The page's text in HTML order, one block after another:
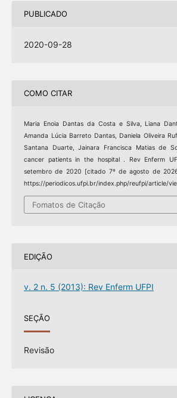
PUBLICADO
2020-09-28
COMO CITAR
Maria Enoia Dantas da Costa e Silva, Liana
Amanda Lúcia Barreto Dantas, Daniela Oliveira
Santana Duarte, Jainara Francisca Matias de
cancer patients in the hospital . Rev Enferm
setembro de 2020 [citado 7º de agosto de
https://periodicos.ufpi.br/index.php/reufpi/article/
Fomatos de Citação
EDIÇÃO
v. 2 n. 5 (2013): Rev Enferm UFPI
SEÇÃO
Revisão